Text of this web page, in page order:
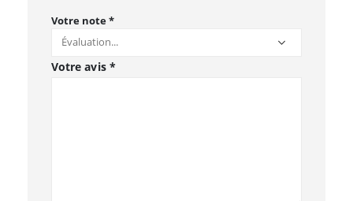
Votre note*
Votre avis *